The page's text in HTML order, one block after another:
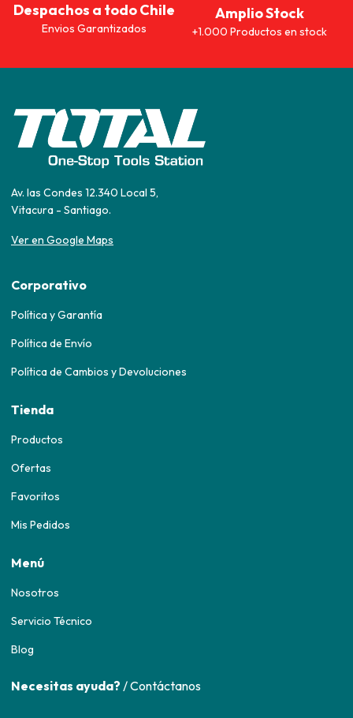
Despachos a todo Chile
Envios Garantizados
Amplio Stock
+1.000 Productos en stock
Av. las Condes 12.340 Local 5,
Vitacura - Santiago.
Ver en Google Maps
Corporativo
Política y Garantía
Política de Envío
Política de Cambios y Devoluciones
Tienda
Productos
Ofertas
Favoritos
Mis Pedidos
Menú
Nosotros
Servicio Técnico
Blog
Necesitas ayuda? / Contáctanos